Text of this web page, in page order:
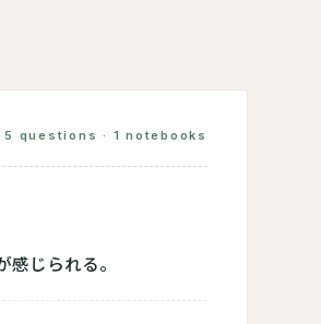
5 questions · 1 notebooks
じられる。